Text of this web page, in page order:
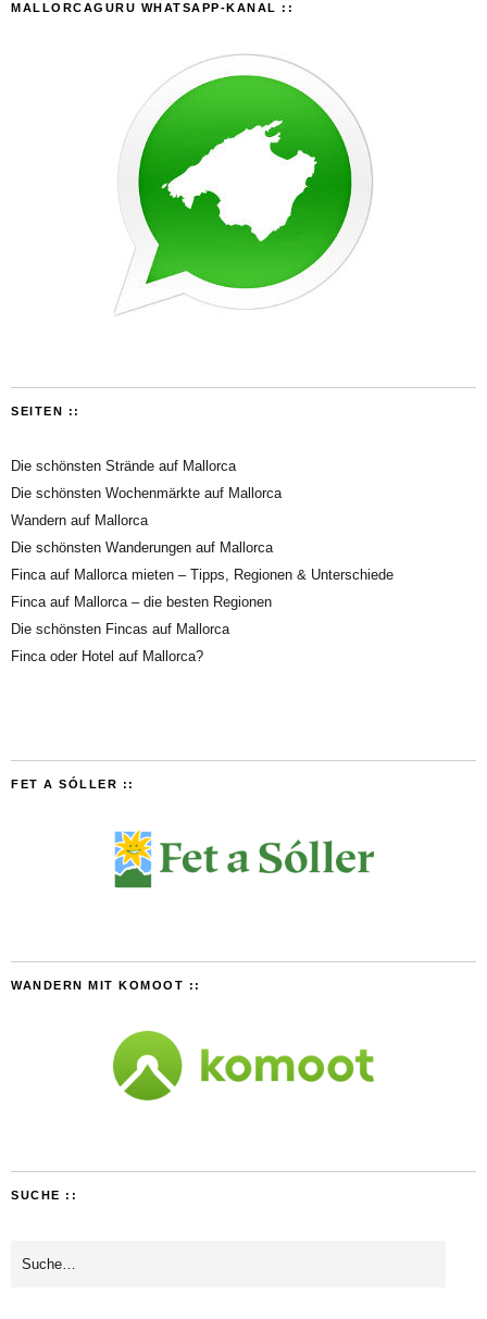
MALLORCAGURU WHATSAPP-KANAL ::
SEITEN ::
Die schönsten Strände auf Mallorca
Die schönsten Wochenmärkte auf Mallorca
Wandern auf Mallorca
Die schönsten Wanderungen auf Mallorca
Finca auf Mallorca mieten – Tipps, Regionen & Unterschiede
Finca auf Mallorca – die besten Regionen
Die schönsten Fincas auf Mallorca
Finca oder Hotel auf Mallorca?
FET A SÓLLER ::
WANDERN MIT KOMOOT ::
SUCHE ::